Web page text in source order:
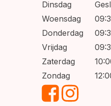
Dinsdag
Woensdag
Donderdag
Vrijdag
Zaterdag
Zondag